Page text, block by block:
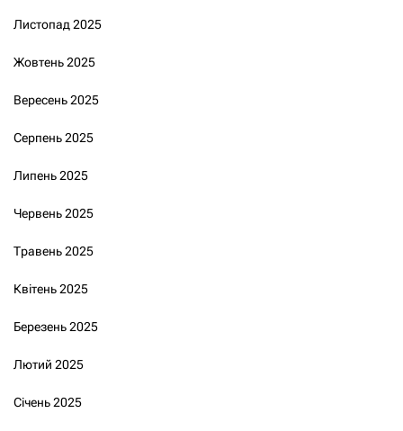
Листопад 2025
Жовтень 2025
Вересень 2025
Серпень 2025
Липень 2025
Червень 2025
Травень 2025
Квітень 2025
Березень 2025
Лютий 2025
Січень 2025